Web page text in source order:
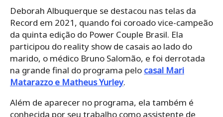
Deborah Albuquerque se destacou nas telas da
Record em 2021, quando foi coroado vice-campeão
da quinta edição do Power Couple Brasil. Ela
participou do reality show de casais ao lado do
marido, o médico Bruno Salomão, e foi derrotada
na grande final do programa pelo casal Mari
Matarazzo e Matheus Yurley.
Além de aparecer no programa, ela também é
conhecida por seu trabalho como assistente de